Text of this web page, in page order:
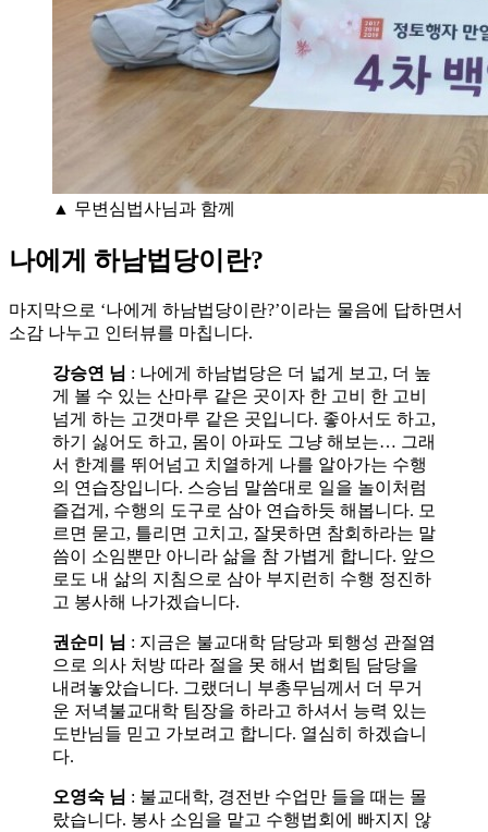
▲ 무변심법사님과 함께
나에게 하남법당이란?
마지막으로 ‘나에게 하남법당이란?’이라는 물음에 답하면서
소감 나누고 인터뷰를 마칩니다.
강승연 님 : 나에게 하남법당은 더 넓게 보고, 더 높
게 볼 수 있는 산마루 같은 곳이자 한 고비 한 고비
넘게 하는 고갯마루 같은 곳입니다. 좋아서도 하고,
하기 싫어도 하고, 몸이 아파도 그냥 해보는… 그래
서 한계를 뛰어넘고 치열하게 나를 알아가는 수행
의 연습장입니다. 스승님 말씀대로 일을 놀이처럼
즐겁게, 수행의 도구로 삼아 연습하듯 해봅니다. 모
르면 묻고, 틀리면 고치고, 잘못하면 참회하라는 말
씀이 소임뿐만 아니라 삶을 참 가볍게 합니다. 앞으
로도 내 삶의 지침으로 삼아 부지런히 수행 정진하
고 봉사해 나가겠습니다.
권순미 님 : 지금은 불교대학 담당과 퇴행성 관절염
으로 의사 처방 따라 절을 못 해서 법회팀 담당을
내려놓았습니다. 그랬더니 부총무님께서 더 무거
운 저녁불교대학 팀장을 하라고 하셔서 능력 있는
도반님들 믿고 가보려고 합니다. 열심히 하겠습니
다.
오영숙 님 : 불교대학, 경전반 수업만 들을 때는 몰
랐습니다. 봉사 소임을 맡고 수행법회에 빠지지 않